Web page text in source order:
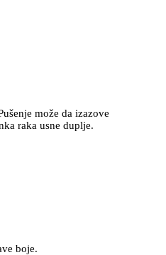
može da izazove
raka usne duplje.
boje.